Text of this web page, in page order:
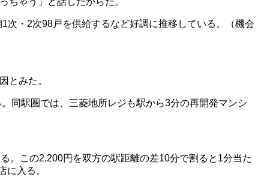
1次・ 2次98戸を供給するなど好調に推移している。（機会
とみた。
同駅圏では、三菱地所レジも駅から3分の再開発マンシ
。この2,200円を双方の駅距離の差10分で割ると 1分当た
入る。